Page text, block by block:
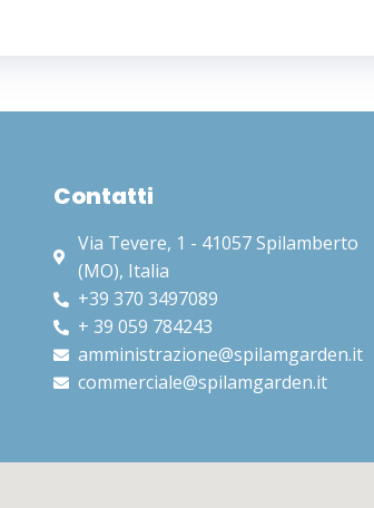
Contatti​
Via Tevere, 1 - 41057 Spilamberto
(MO), Italia​
+39 370 3497089
+ 39 059 784243
amministrazione@spilamgarden.it
commerciale@spilamgarden.it